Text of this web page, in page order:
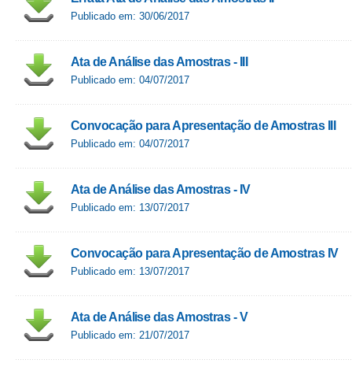
Publicado em: 30/06/2017
Ata de Análise das Amostras - III
Publicado em: 04/07/2017
Convocação para Apresentação de Amostras III
Publicado em: 04/07/2017
Ata de Análise das Amostras - IV
Publicado em: 13/07/2017
Convocação para Apresentação de Amostras IV
Publicado em: 13/07/2017
Ata de Análise das Amostras - V
Publicado em: 21/07/2017